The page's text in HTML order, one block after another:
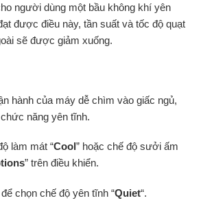
người dùng một bầu không khí yên
được điều này, tần suất và tốc độ quạt
sẽ được giảm xuống.
hành của máy dễ chìm vào giấc ngủ,
năng yên tĩnh.
làm mát “Cool” hoặc chế độ sưởi ấm
” trên điều khiển.
để chọn chế độ yên tĩnh “Quiet“.